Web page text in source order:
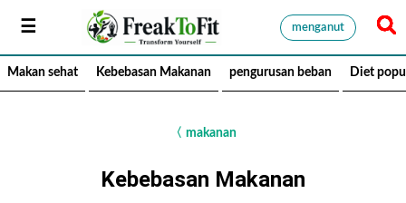
menganut
Makan sehat Kebebasan Makanan pengurusan beban Diet
〈 makanan
Kebebasan Makanan